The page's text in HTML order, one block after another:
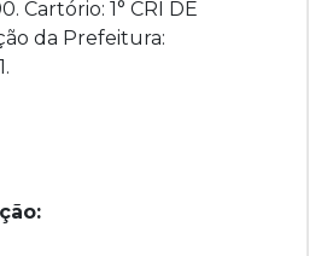
Cartório: 1° CRI DE
da Prefeitura: